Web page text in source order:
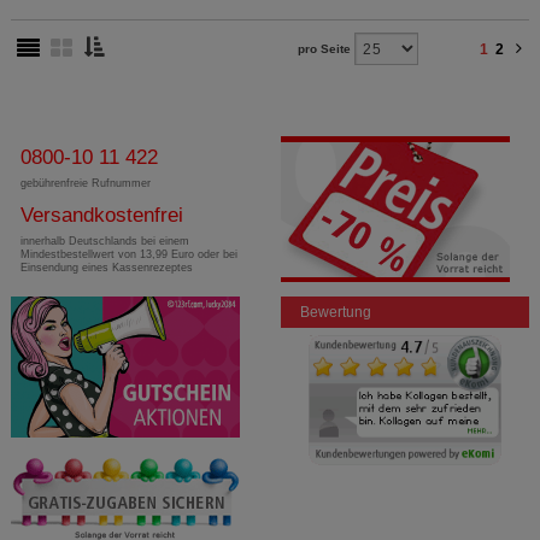
pro Seite 1 2
0800-10 11 422
gebührenfreie Rufnummer
Versandkostenfrei
innerhalb Deutschlands bei einem
Mindestbestellwert von 13,99 Euro oder bei
Einsendung eines Kassenrezeptes
Bewertung